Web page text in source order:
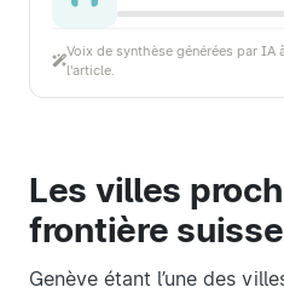
Voix de synthèse générées par IA
l'article.
Les villes
frontière
Genève étant l’une des